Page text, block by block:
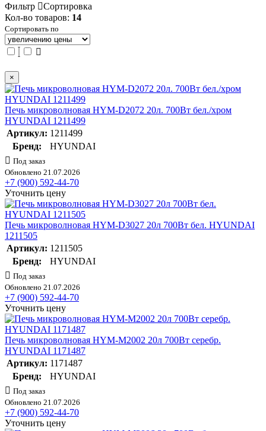
Фильтр
Сортировка
Кол-во товаров: 14
Сортировать по
×
Печь микроволновая HYM-D2072 20л. 700Вт бел./хром
HYUNDAI 1211499
Артикул: 1211499
Бренд:
HYUNDAI
Под заказ
Обновлено 21.07.2026
+7 (900) 592-44-70
Уточнить цену
Печь микроволновая HYM-D3027 20л 700Вт бел. HYUNDAI
1211505
Артикул: 1211505
Бренд:
HYUNDAI
Под заказ
Обновлено 21.07.2026
+7 (900) 592-44-70
Уточнить цену
Печь микроволновая HYM-M2002 20л 700Вт серебр.
HYUNDAI 1171487
Артикул: 1171487
Бренд:
HYUNDAI
Под заказ
Обновлено 21.07.2026
+7 (900) 592-44-70
Уточнить цену